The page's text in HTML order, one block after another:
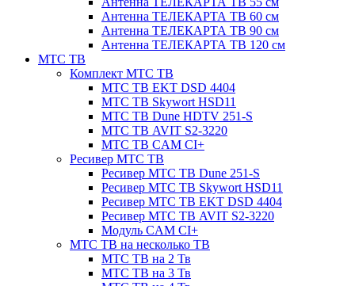
Антенна ТЕЛЕКАРТА ТВ 60 см
Антенна ТЕЛЕКАРТА ТВ 90 см
Антенна ТЕЛЕКАРТА ТВ 120 см
МТС ТВ
Комплект МТС ТВ
МТС ТВ EKT DSD 4404
МТС ТВ Skywort HSD11
МТС ТВ Dune HDTV 251-S
МТС ТВ AVIT S2-3220
МТС ТВ CAM CI+
Ресивер МТС ТВ
Ресивер МТС ТВ Dune 251-S
Ресивер МТС ТВ Skywort HSD11
Ресивер МТС ТВ EKT DSD 4404
Ресивер МТС ТВ AVIT S2-3220
Модуль CAM CI+
МТС ТВ на несколько ТВ
МТС ТВ на 2 Тв
МТС ТВ на 3 Тв